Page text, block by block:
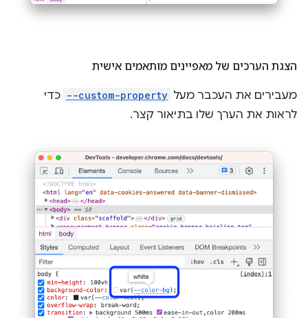
הצגת הערכים של מאפיינים מותאמים אישית
מעבירים את העכבר מעל --custom-property כדי
לראות את הערך שלו בתיאור קצר.